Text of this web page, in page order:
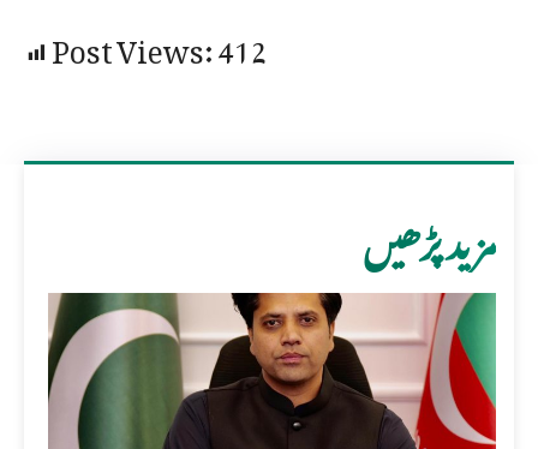
Post Views:412
مزید پڑھیں